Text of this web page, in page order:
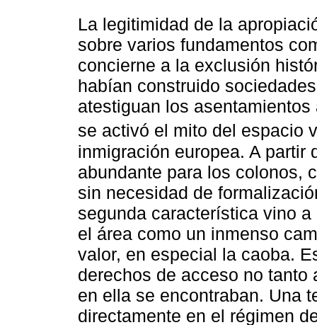
La legitimidad de la
sobre varios fundamentos
concierne a la exclusión
habían construido
atestiguan los
se activó el mito del espacio
inmigración europea. A partir
abundante para los colonos,
sin necesidad de
segunda característica vino
el área como un inmenso
valor, en especial la caoba.
derechos de acceso no
en ella se encontraban. Una
directamente en el régimen